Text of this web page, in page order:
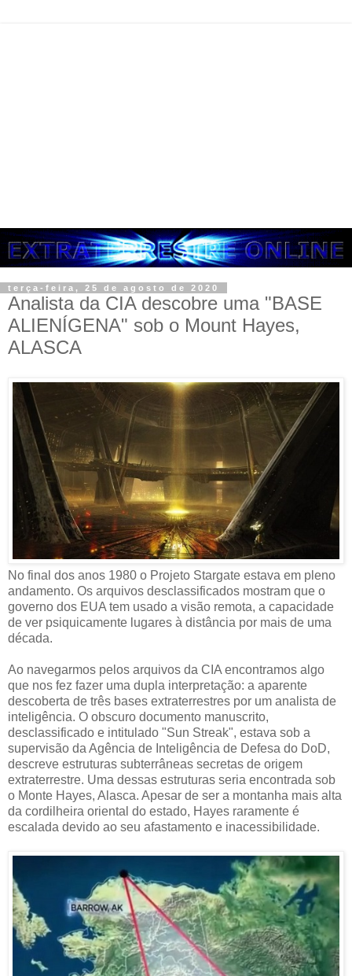
terça-feira, 25 de agosto de 2020
Analista da CIA descobre uma "BASE
ALIENÍGENA" sob o Mount Hayes,
ALASCA
No final dos anos 1980 o Projeto Stargate estava em pleno
andamento. Os arquivos desclassificados mostram que o
governo dos EUA tem usado a visão remota, a capacidade
de ver psiquicamente lugares à distância por mais de uma
década.
Ao navegarmos pelos arquivos da CIA encontramos algo
que nos fez fazer uma dupla interpretação: a aparente
descoberta de três bases extraterrestres por um analista de
inteligência. O obscuro documento manuscrito,
desclassificado e intitulado "Sun Streak", estava sob a
supervisão da Agência de Inteligência de Defesa do DoD,
descreve estruturas subterrâneas secretas de origem
extraterrestre. Uma dessas estruturas seria encontrada sob
o Monte Hayes, Alasca. Apesar de ser a montanha mais alta
da cordilheira oriental do estado, Hayes raramente é
escalada devido ao seu afastamento e inacessibilidade.